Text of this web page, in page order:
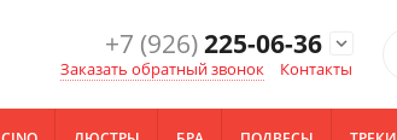
+7 (926)225-06-36
expand_more
Заказать обратный звонок
Контакты